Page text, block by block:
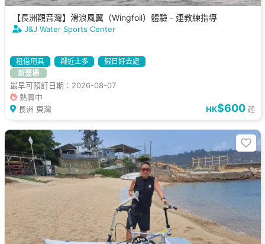
【長洲觀音灣】滑浪風翼（Wingfoil）體驗 - 連教練指導
J&J Water Sports Center
租借用具 鄰近士多
假日好去處
新登場
最早可預訂日期：2026-08-07
熱賣中
長洲 東灣
HK$600 起